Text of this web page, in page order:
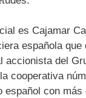
es Cajamar
española que
accionista del
cooperativa
español con más